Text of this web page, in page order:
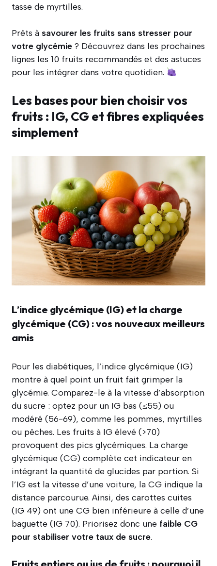
tasse de myrtilles.
Prêts à savourer les fruits sans stresser pour
votre glycémie ? Découvrez dans les prochaines
lignes les 10 fruits recommandés et des astuces
pour les intégrer dans votre quotidien.
Les bases pour bien choisir vos
fruits : IG, CG et fibres expliquées
simplement
L’indice glycémique (IG) et la charge
glycémique (CG) : vos nouveaux meilleurs
amis
Pour les diabétiques, l’indice glycémique (IG)
montre à quel point un fruit fait grimper la
glycémie. Comparez-le à la vitesse d’absorption
du sucre : optez pour un IG bas (≤55) ou
modéré (56-69), comme les pommes, myrtilles
ou pêches. Les fruits à IG élevé (>70)
provoquent des pics glycémiques. La charge
glycémique (CG) complète cet indicateur en
intégrant la quantité de glucides par portion. Si
l’IG est la vitesse d’une voiture, la CG indique la
distance parcourue. Ainsi, des carottes cuites
(IG 49) ont une CG bien inférieure à celle d’une
baguette (IG 70). Priorisez donc une faible CG
pour stabiliser votre taux de sucre.